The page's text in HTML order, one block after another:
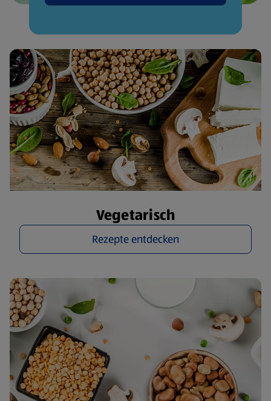
Vegetarisch
Rezepte entdecken